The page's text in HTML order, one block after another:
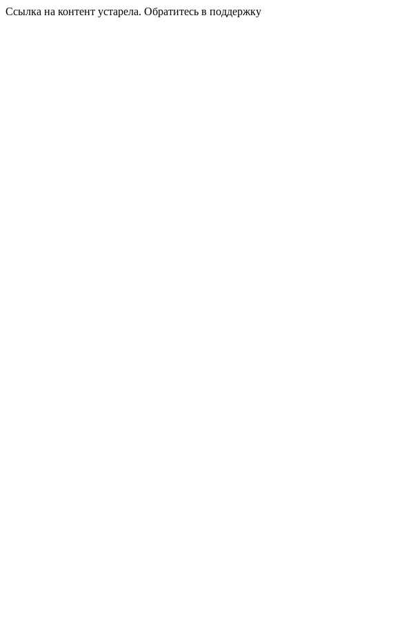
Ссылка на контент устарела. Обратитесь в поддержку